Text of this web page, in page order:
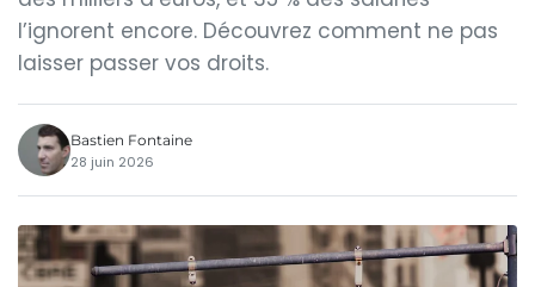
l’ignorent encore. Découvrez comment ne pas
laisser passer vos droits.
Bastien Fontaine
28 juin 2026